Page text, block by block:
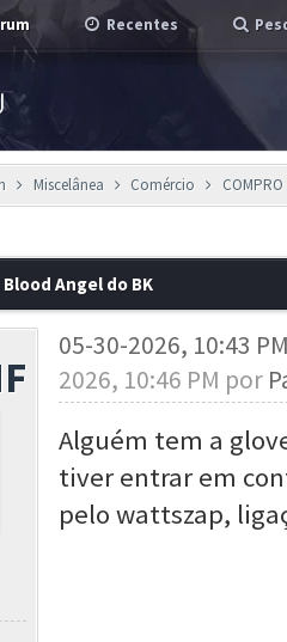
Recentes
Miscelânea Comércio
Blood Angel do BK
05-30-2026, 10:43
2026, 10:46 PM por
Alguém tem a
tiver entrar em
pelo wattszap,